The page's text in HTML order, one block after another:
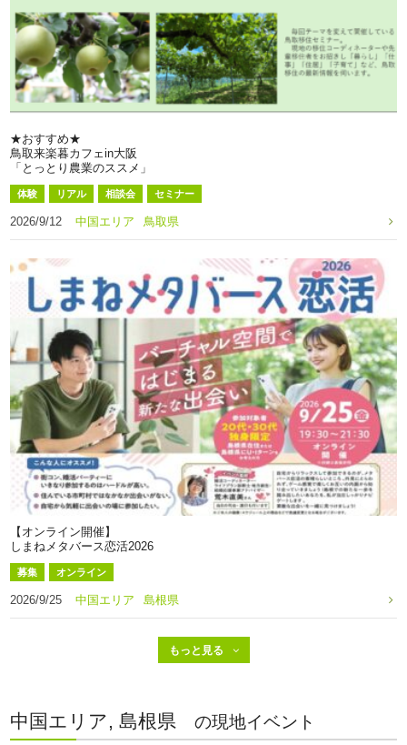
★おすすめ★
鳥取来楽暮カフェin大阪
「とっとり農業のススメ」
体験 リアル 相談会 セミナー
2026/9/12 中国エリア 鳥取県
【オンライン開催】
しまねメタバース恋活2026
募集 オンライン
2026/9/25 中国エリア 島根県
中国エリア, 島根県 の現地イベント